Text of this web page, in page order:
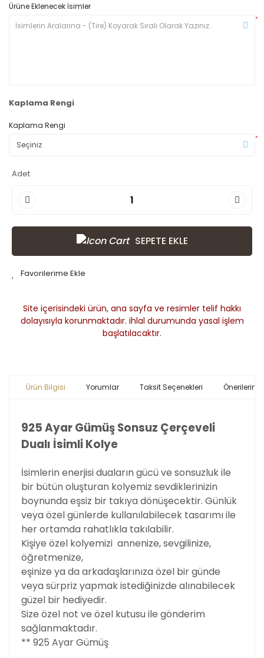
Ürüne Eklenecek İsimler
*
Kaplama Rengi
Kaplama Rengi
*
Adet
SEPETE EKLE
Site içerisindeki ürün, ana sayfa ve resimler telif hakkı
dolayısıyla korunmaktadır. ihlal durumunda yasal işlem
başlatılacaktır.
Ürün Bilgisi Yorumlar Taksit Seçenekleri Önerileriniz
925 Ayar Gümüş Sonsuz Çerçeveli
Dualı İsimli Kolye
İsimlerin enerjisi duaların gücü ve sonsuzluk ile
bir bütün oluşturan kolyemiz sevdiklerinizin
boynunda eşsiz bir takıya dönüşecektir. Günlük
veya özel günlerde kullanılabilecek tasarımı ile
her ortamda rahatlıkla takılabilir.
Kişiye özel kolyemizi annenize, sevgilinize,
öğretmenize,
eşinize ya da arkadaşlarınıza özel bir günde
veya sürpriz yapmak istediğinizde alınabilecek
güzel bir hediyedir.
Size özel not ve özel kutusu ile gönderim
sağlanmaktadır.
** 925 Ayar Gümüş